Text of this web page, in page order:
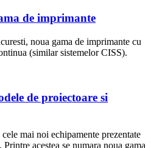
de imprimante
noua gama de imprimante cu
(similar sistemelor CISS).
de proiectoare si
mai noi echipamente prezentate
acestea se numara noua gama